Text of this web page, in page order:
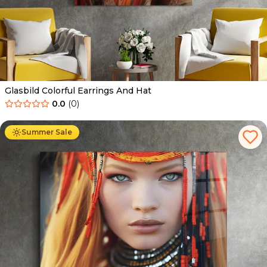
Glasbild Colorful Earrings And Hat
0.0 (0)
Summer Sale
Ab 69.90 € 44.90